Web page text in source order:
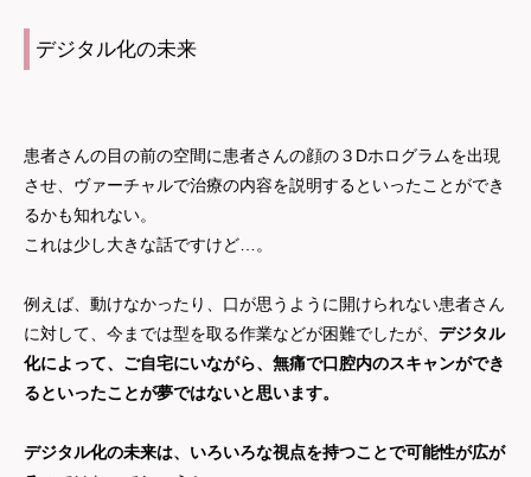
デジタル化の未来
患者さんの目の前の空間に患者さんの顔の３Dホログラムを出現
させ、ヴァーチャルで治療の内容を説明するといったことができ
るかも知れない。
これは少し大きな話ですけど…。
例えば、動けなかったり、口が思うように開けられない患者さん
に対して、今までは型を取る作業などが困難でしたが、 デジタル
化によって、ご自宅にいながら、無痛で口腔内のスキャンができ
るといったことが夢ではないと思います。
デジタル化の未来は、いろいろな視点を持つことで可能性が広が